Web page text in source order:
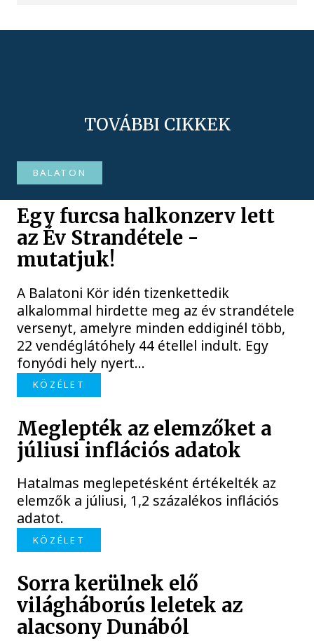
TOVÁBBI CIKKEK
BALATON
Egy furcsa halkonzerv lett
az Év Strandétele -
mutatjuk!
A Balatoni Kör idén tizenkettedik
alkalommal hirdette meg az év strandétele
versenyt, amelyre minden eddiginél több,
22 vendéglátóhely 44 étellel indult. Egy
fonyódi hely nyert...
KÖZÉLET
Meglepték az elemzőket a
júliusi inflációs adatok
Hatalmas meglepetésként értékelték az
elemzők a júliusi, 1,2 százalékos inflációs
adatot.
KÖZÉLET
Sorra kerülnek elő
világháborús leletek az
alacsony Dunából